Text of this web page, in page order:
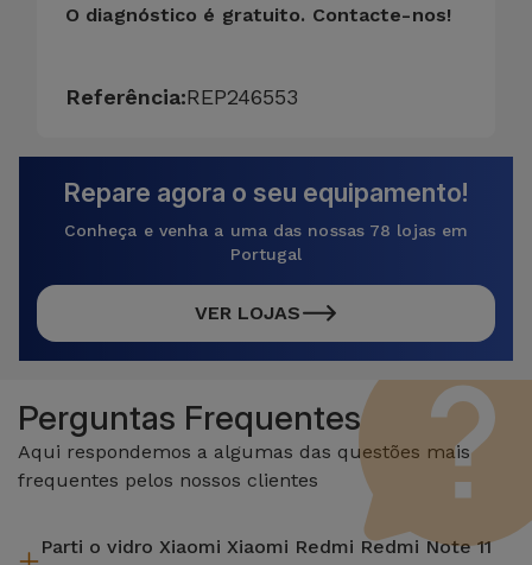
O diagnóstico é gratuito. Contacte-nos!
Referência:REP246553
Repare agora o seu equipamento!
Conheça e venha a uma das nossas 78 lojas em
Portugal
VER LOJAS
Perguntas Frequentes
Aqui respondemos a algumas das questões mais
frequentes pelos nossos clientes
Parti o vidro Xiaomi Xiaomi Redmi Redmi Note 11